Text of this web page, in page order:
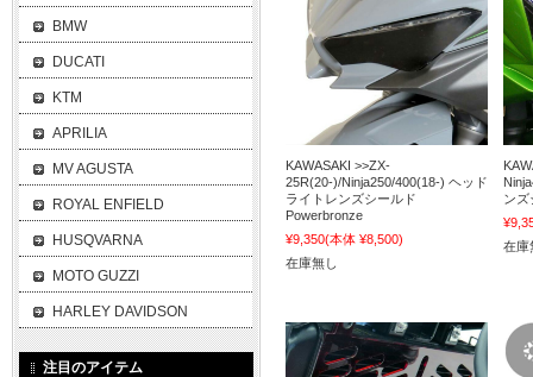
KAWASAKI >>ZX-
25R(20-)/Ninja250/400(18-) ヘッド
ライトレンズシールド
Powerbronze
¥9,350(本体 ¥8,500)
在庫無し
ンズ
在庫
BMW
DUCATI
KTM
APRILIA
MV AGUSTA
ROYAL ENFIELD
HUSQVARNA
MOTO GUZZI
HARLEY DAVIDSON
注目のアイテム